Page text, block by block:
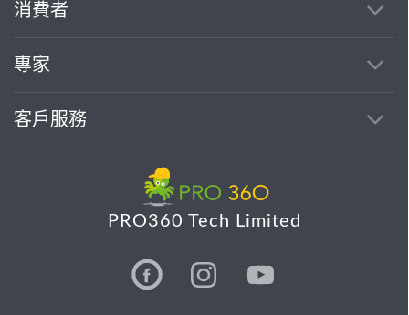
消費者
專家
客戶服務
PRO360 Tech Limited